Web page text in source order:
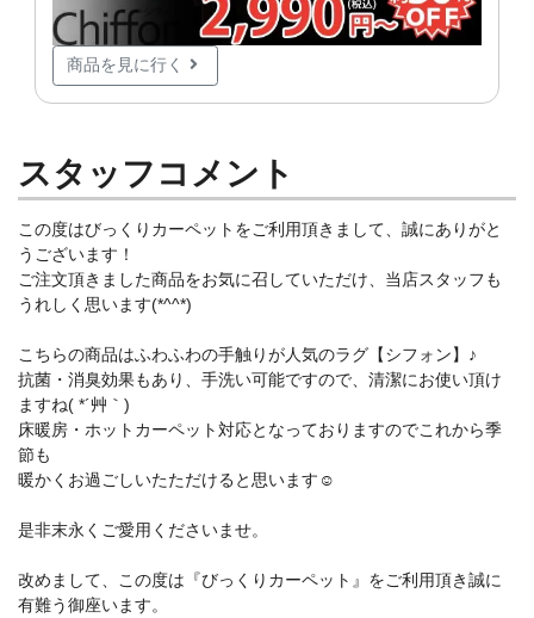
商品を見に行く
スタッフコメント
この度はびっくりカーペットをご利用頂きまして、誠にありがと
うございます！
ご注文頂きました商品をお気に召していただけ、当店スタッフも
うれしく思います(*^^*)
こちらの商品はふわふわの手触りが人気のラグ【シフォン】♪
抗菌・消臭効果もあり、手洗い可能ですので、清潔にお使い頂け
ますね( *´艸｀)
床暖房・ホットカーペット対応となっておりますのでこれから季
節も
暖かくお過ごしいたただけると思います☺
是非末永くご愛用くださいませ。
改めまして、この度は『びっくりカーペット』をご利用頂き誠に
有難う御座います。